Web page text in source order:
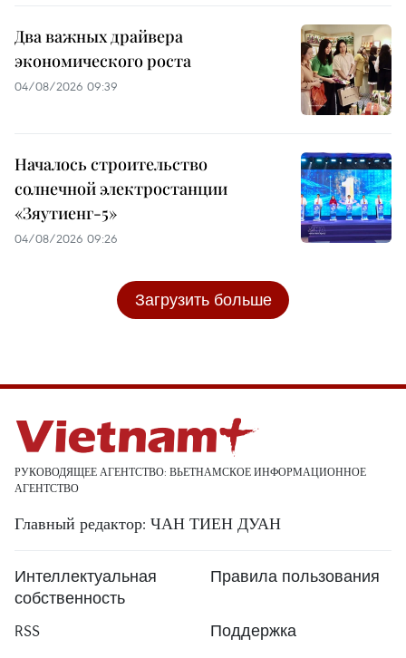
Два важных драйвера
экономического роста
04/08/2026 09:39
Началось строительство
солнечной электростанции
«Зяутиенг-5»
04/08/2026 09:26
Загрузить больше
РУКОВОДЯЩЕЕ АГЕНТСТВО: ВЬЕТНАМСКОЕ ИНФОРМАЦИОННОЕ
АГЕНТСТВО
Главный редактор: ЧАН ТИЕН ДУАН
Интеллектуальная
собственность
Правила пользования
RSS
Поддержка